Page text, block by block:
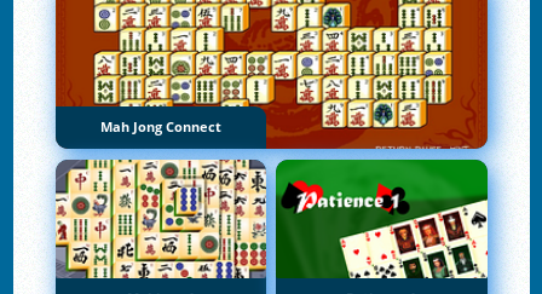
Mah Jong Connect